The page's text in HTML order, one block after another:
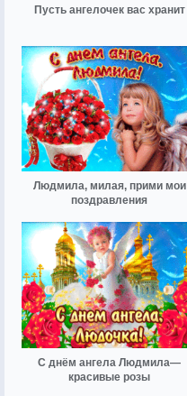
Пусть ангелочек вас хранит
Людмила, милая, прими мои
поздравления
С днём ангела Людмила—
красивые розы